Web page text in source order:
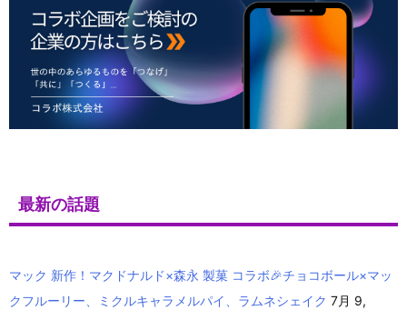
最新の話題
マック 新作！マクドナルド×森永 製菓 コラボ🎉チョコボール×マッ
クフルーリー、ミクルキャラメルパイ、ラムネシェイク 7月 9,